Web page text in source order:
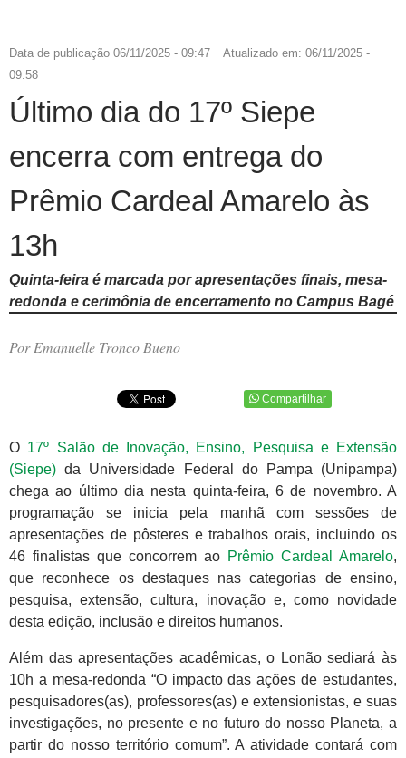
Data de publicação 06/11/2025 - 09:47 Atualizado em: 06/11/2025 -
09:58
Último dia do 17º Siepe
encerra com entrega do
Prêmio Cardeal Amarelo às
13h
Quinta-feira é marcada por apresentações finais, mesa-
redonda e cerimônia de encerramento no Campus Bagé
Por Emanuelle Tronco Bueno
Compartilhar
O 17º Salão de Inovação, Ensino, Pesquisa e Extensão
(Siepe) da Universidade Federal do Pampa (Unipampa)
chega ao último dia nesta quinta-feira, 6 de novembro. A
programação se inicia pela manhã com sessões de
apresentações de pôsteres e trabalhos orais, incluindo os
46 finalistas que concorrem ao Prêmio Cardeal Amarelo,
que reconhece os destaques nas categorias de ensino,
pesquisa, extensão, cultura, inovação e, como novidade
desta edição, inclusão e direitos humanos.
Além das apresentações acadêmicas, o Lonão sediará às
10h a mesa-redonda “O impacto das ações de estudantes,
pesquisadores(as), professores(as) e extensionistas, e suas
investigações, no presente e no futuro do nosso Planeta, a
partir do nosso território comum”. A atividade contará com